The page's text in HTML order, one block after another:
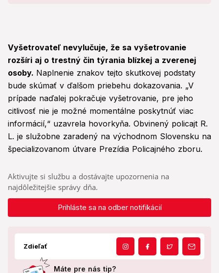
Vyšetrovateľ nevylučuje, že sa vyšetrovanie
rozšíri aj o trestný čin týrania blízkej a zverenej
osoby. Naplnenie znakov tejto skutkovej podstaty
bude skúmať v ďalšom priebehu dokazovania. „V
prípade naďalej pokračuje vyšetrovanie, pre jeho
citlivosť nie je možné momentálne poskytnúť viac
informácií,“ uzavrela hovorkyňa. Obvinený policajt R.
L. je služobne zaradený na východnom Slovensku na
špecializovanom útvare Prezídia Policajného zboru.
Aktivujte si službu a dostávajte upozornenia na
najdôležitejšie správy dňa.
Prihláste sa na odber notifikácií
Zdieľať
Máte pre nás tip?